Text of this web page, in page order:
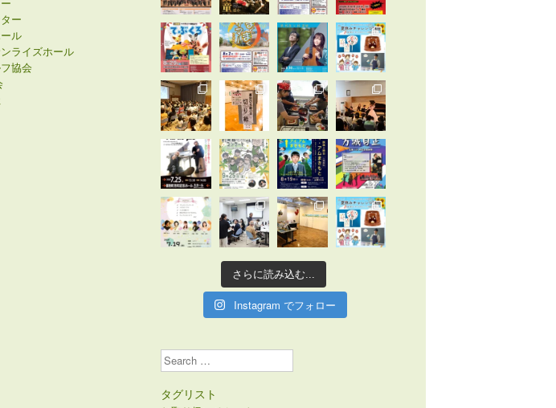
ー
ル
ライズホール
協会
さらに読み込む...
Instagram でフォロー
Search
タグリスト